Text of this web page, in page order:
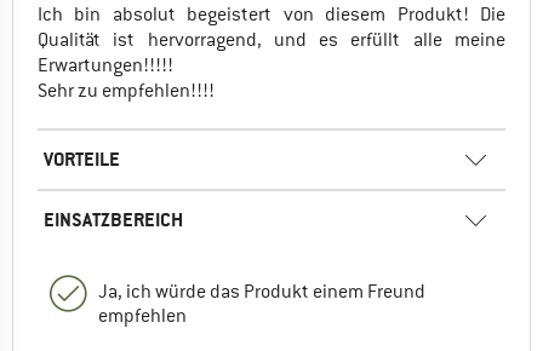
Ich bin absolut begeistert von diesem Produkt! Die
Qualität ist hervorragend, und es erfüllt alle meine
Erwartungen!!!!!
Sehr zu empfehlen!!!!
VORTEILE
EINSATZBEREICH
Ja, ich würde das Produkt einem Freund
empfehlen